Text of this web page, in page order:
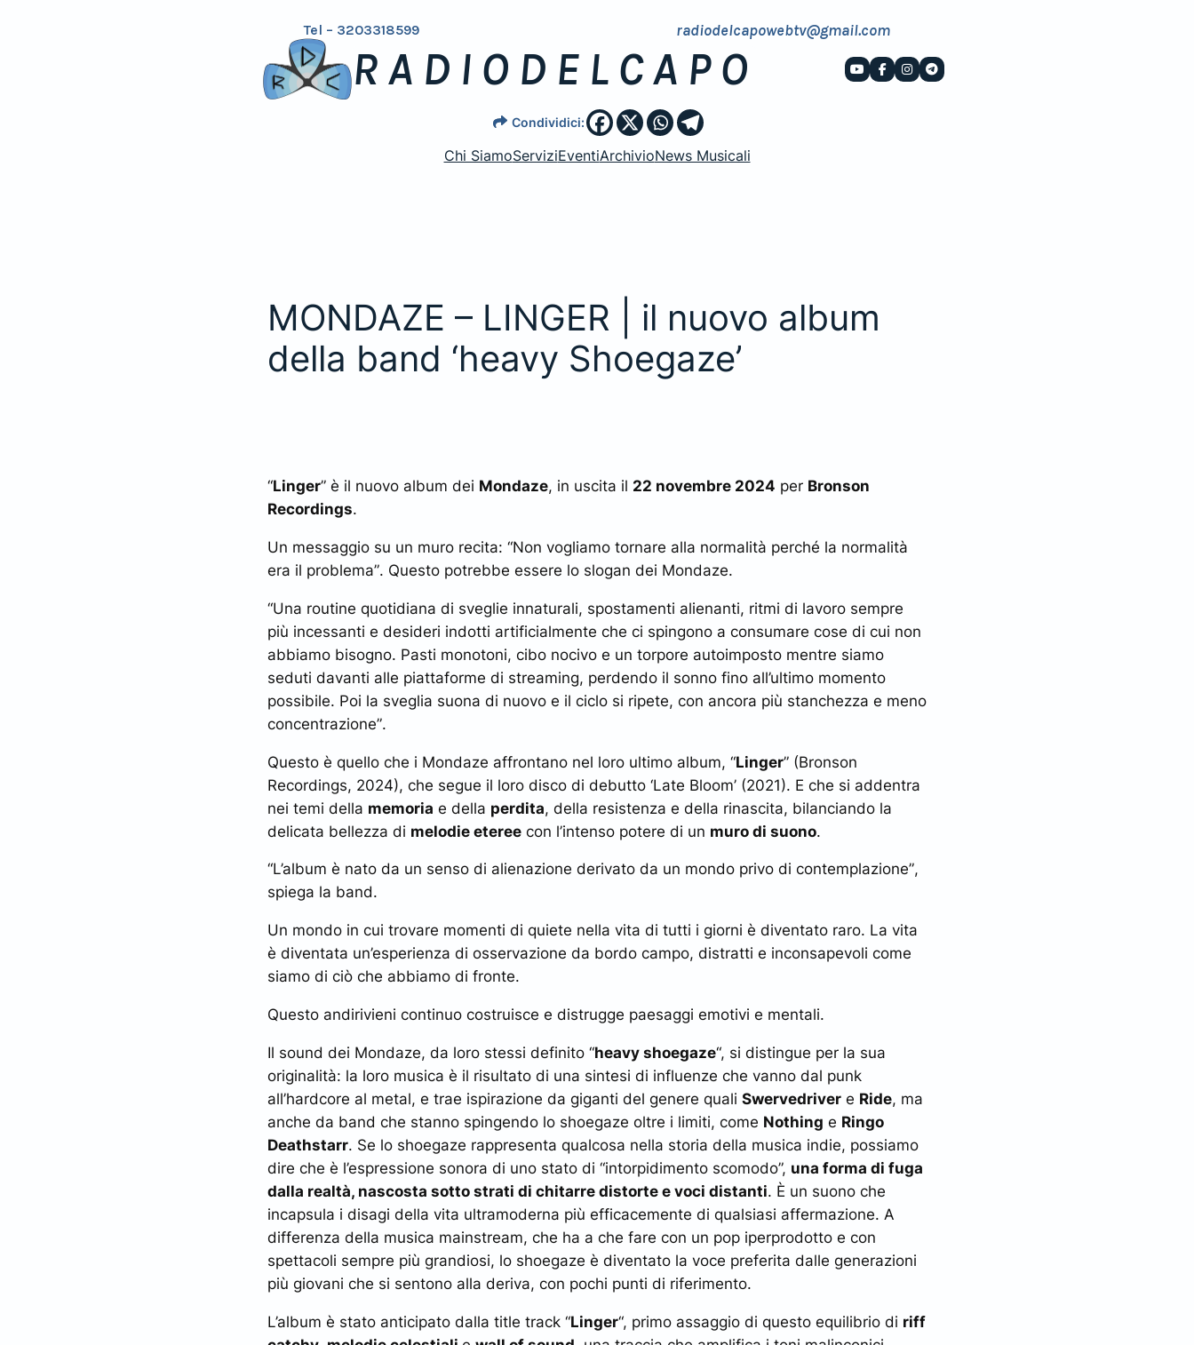
Tel – 3203318599 radiodelcapowebtv@gmail.com
RADIODELCAPO
Condividici:
Chi SiamoServiziEventiArchivioNews Musicali
MONDAZE – LINGER | il nuovo album
della band ‘heavy Shoegaze’
“Linger” è il nuovo album dei Mondaze, in uscita il 22 novembre 2024 per Bronson
Recordings.
Un messaggio su un muro recita: “Non vogliamo tornare alla normalità perché la normalità
era il problema”. Questo potrebbe essere lo slogan dei Mondaze.
“Una routine quotidiana di sveglie innaturali, spostamenti alienanti, ritmi di lavoro sempre
più incessanti e desideri indotti artificialmente che ci spingono a consumare cose di cui non
abbiamo bisogno. Pasti monotoni, cibo nocivo e un torpore autoimposto mentre siamo
seduti davanti alle piattaforme di streaming, perdendo il sonno fino all’ultimo momento
possibile. Poi la sveglia suona di nuovo e il ciclo si ripete, con ancora più stanchezza e meno
concentrazione”.
Questo è quello che i Mondaze affrontano nel loro ultimo album, “Linger” (Bronson
Recordings, 2024), che segue il loro disco di debutto ‘Late Bloom’ (2021). E che si addentra
nei temi della memoria e della perdita, della resistenza e della rinascita, bilanciando la
delicata bellezza di melodie eteree con l’intenso potere di un muro di suono.
“L’album è nato da un senso di alienazione derivato da un mondo privo di contemplazione”,
spiega la band.
Un mondo in cui trovare momenti di quiete nella vita di tutti i giorni è diventato raro. La vita
è diventata un’esperienza di osservazione da bordo campo, distratti e inconsapevoli come
siamo di ciò che abbiamo di fronte.
Questo andirivieni continuo costruisce e distrugge paesaggi emotivi e mentali.
Il sound dei Mondaze, da loro stessi definito “heavy shoegaze“, si distingue per la sua
originalità: la loro musica è il risultato di una sintesi di influenze che vanno dal punk
all’hardcore al metal, e trae ispirazione da giganti del genere quali Swervedriver e Ride, ma
anche da band che stanno spingendo lo shoegaze oltre i limiti, come Nothing e Ringo
Deathstarr. Se lo shoegaze rappresenta qualcosa nella storia della musica indie, possiamo
dire che è l’espressione sonora di uno stato di “intorpidimento scomodo”, una forma di fuga
dalla realtà, nascosta sotto strati di chitarre distorte e voci distanti. È un suono che
incapsula i disagi della vita ultramoderna più efficacemente di qualsiasi affermazione. A
differenza della musica mainstream, che ha a che fare con un pop iperprodotto e con
spettacoli sempre più grandiosi, lo shoegaze è diventato la voce preferita dalle generazioni
più giovani che si sentono alla deriva, con pochi punti di riferimento.
L’album è stato anticipato dalla title track “Linger“, primo assaggio di questo equilibrio di riff